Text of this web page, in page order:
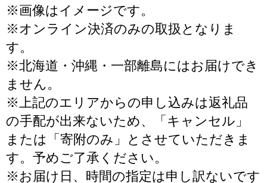
※画像はイメージです。
※オンライン決済のみの取扱となりま
す。
※北海道・沖縄・一部離島にはお届けでき
ません。
※上記のエリアからの申し込みは返礼品
の手配が出来ないため、「キャンセル」
または「寄附のみ」とさせていただきま
す。予めご了承ください。
※お届け日、時間の指定は申し訳ないです